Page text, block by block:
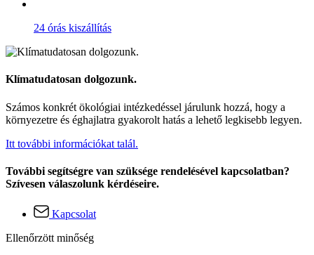
24 órás kiszállítás
Klímatudatosan dolgozunk.
Számos konkrét ökológiai intézkedéssel járulunk hozzá, hogy a
környezetre és éghajlatra gyakorolt hatás a lehető legkisebb legyen.
Itt további információkat talál.
További segítségre van szüksége rendelésével kapcsolatban?
Szívesen válaszolunk kérdéseire.
Kapcsolat
Ellenőrzött minőség